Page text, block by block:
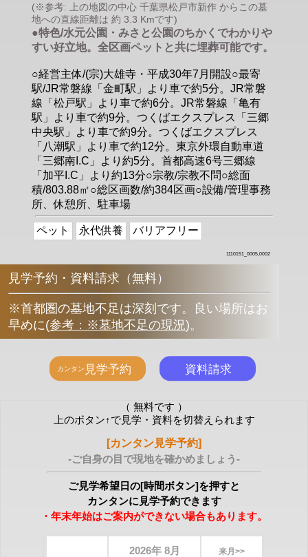
(※参考: 上の地図の中心 千葉県松戸市新作 からこの墓
地への直線距離は 約 3.3 Kmです)
●特色/水元公園・みさと公園のちかくでわかりや
すい好立地。全区画ペットと共に埋葬可能です。
○経営主体/(宗)大雄寺・平成30年7月開設○最寄
駅/JR常磐線「金町駅」より車で約5分。JR常磐
線「松戸駅」より車で約6分。JR常磐線「亀有
駅」より車で約9分。つくばエクスプレス「三郷
中央駅」より車で約9分。つくばエクスプレス
「八潮駅」より車で約12分。東京外環自動車道
「三郷南I.C」より約5分。首都高速6号三郷線
「加平I.C」より約13分○宗教/宗教不問○総面
積/803.88㎡○総区画数/約384区画○設備/管理事務
所、休憩所、駐車場
ペット 永代供養 バリアフリー
1110151_0005,0002
見学予約・資料請求（無料）
※首都圏の墓地不足は深刻です。良い場所はお
早めに(参考：※墓地不足の現況)。
（ 無料です ）
上のボタン↑で見学・資料を切替えられます
[カンタン見学予約]
-ご自身の目で現地を確かめましょう-
ご見学希望日の[時間ボタン]を押すと
カンタンに見学予約できます
・年末年始はご案内ができない場合もあります。
2026年 8月 来月>>